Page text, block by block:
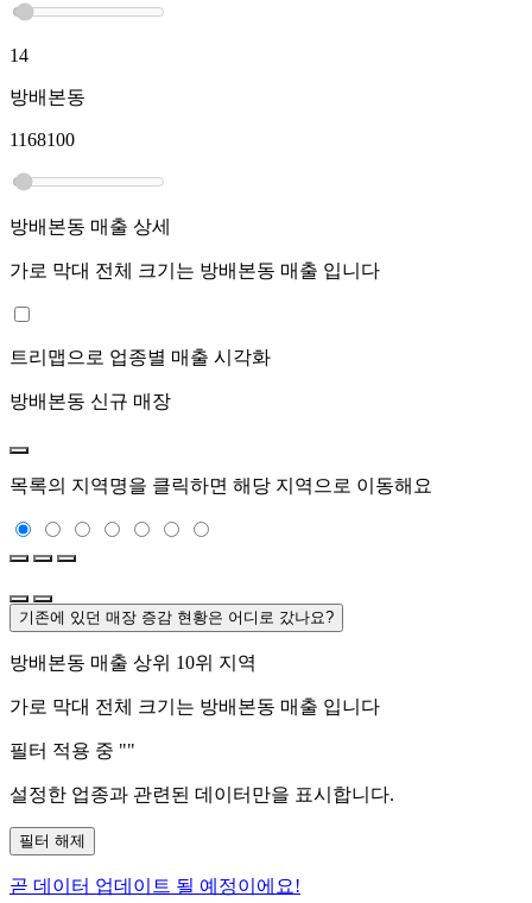
14
방배본동
1168100
방배본동 매출 상세
가로 막대 전체 크기는 방배본동 매출 입니다
트리맵으로 업종별 매출 시각화
방배본동 신규 매장
목록의 지역명을 클릭하면 해당 지역으로 이동해요
기존에 있던 매장 증감 현황은 어디로 갔나요?
방배본동 매출 상위 10위 지역
가로 막대 전체 크기는 방배본동 매출 입니다
필터 적용 중 ""
설정한 업종과 관련된 데이터만을 표시합니다.
필터 해제
곧 데이터 업데이트 될 예정이에요!